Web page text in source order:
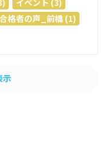
合格者の声_前橋 (1)
示